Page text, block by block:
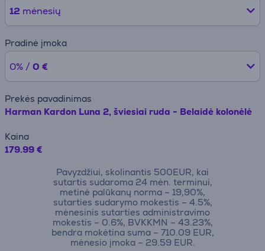
12 mėnesių
Pradinė įmoka
0% / 0 €
Prekės pavadinimas
Harman Kardon Luna 2, šviesiai ruda - Belaidė kolonėlė
Kaina
179.99 €
Pavyzdžiui, skolinantis 500EUR, kai
sutartis sudaroma 24 mėn. terminui,
metinė palūkanų norma – 19,90%,
sutarties sudarymo mokestis – 4.5%,
mėnesinis sutarties administravimo
mokestis – 0.6%, BVKKMN – 43.23%,
bendra mokėtina suma – 710.09 EUR,
mėnesio įmoka – 29.59 EUR.